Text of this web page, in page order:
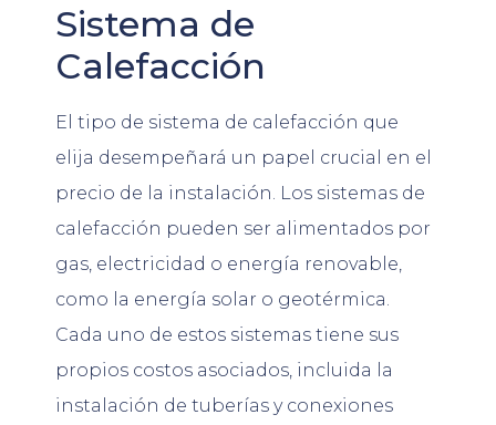
Sistema de
Calefacción
El tipo de sistema de calefacción que
elija desempeñará un papel crucial en el
precio de la instalación. Los sistemas de
calefacción pueden ser alimentados por
gas, electricidad o energía renovable,
como la energía solar o geotérmica.
Cada uno de estos sistemas tiene sus
propios costos asociados, incluida la
instalación de tuberías y conexiones